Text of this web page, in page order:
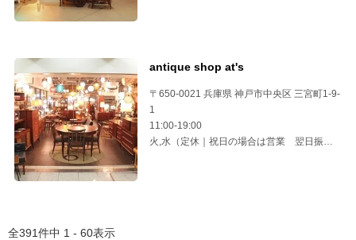
antique shop at's
〒650-0021 兵庫県 神戸市中央区 三宮町1-9-
1
11:00-19:00
火,水（定休｜祝日の場合は営業 翌日振替
全391件中 1 - 60表示